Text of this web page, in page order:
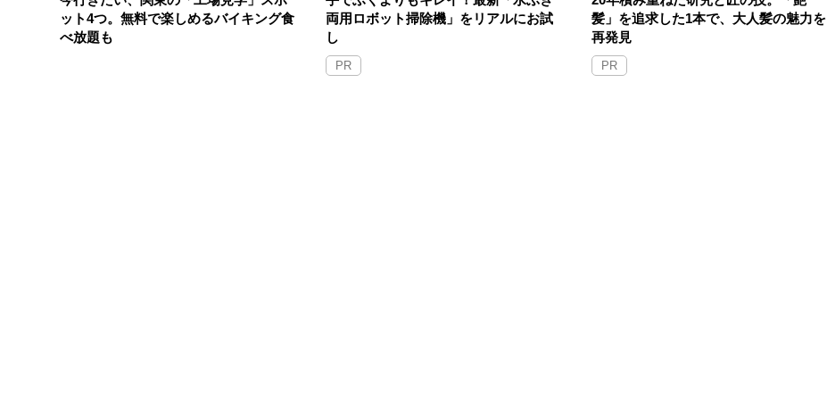
ット4つ。無料で楽しめるバイキング食
べ放題も
両用ロボット掃除機」をリアルにお試
し
PR
髪」を追求した1本で、大人髪の魅力を
再発見
PR